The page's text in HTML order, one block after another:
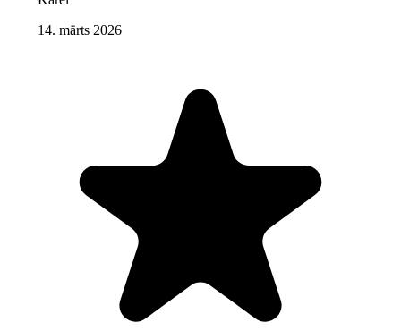
14. märts 2026